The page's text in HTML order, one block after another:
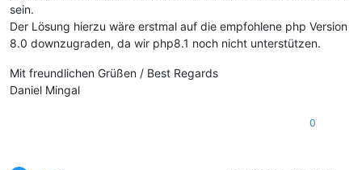
sein.
Der Lösung hierzu wäre erstmal auf die empfohlene php Version
8.0 downzugraden, da wir php8.1 noch nicht unterstützen.
Mit freundlichen Grüßen / Best Regards
Daniel Mingal
0